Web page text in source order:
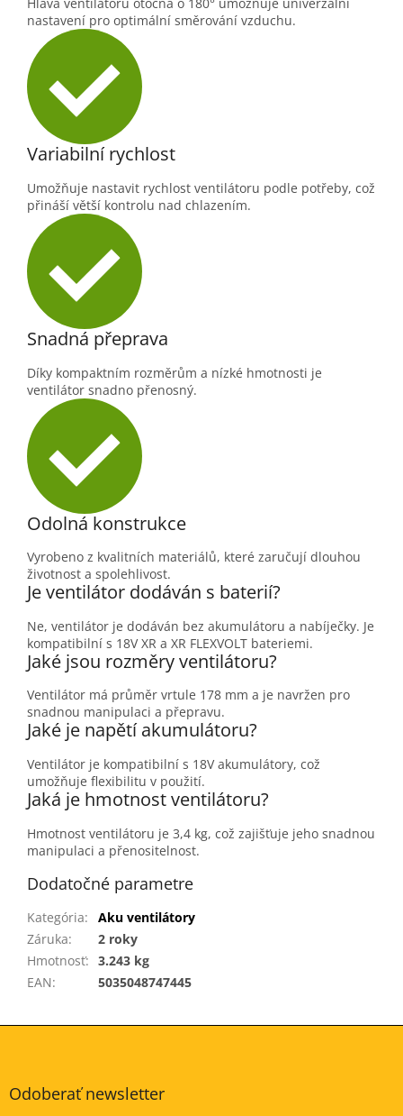
Hlava ventilátoru otočná o 180° umožňuje univerzální
nastavení pro optimální směrování vzduchu.
Variabilní rychlost
Umožňuje nastavit rychlost ventilátoru podle potřeby, což
přináší větší kontrolu nad chlazením.
Snadná přeprava
Díky kompaktním rozměrům a nízké hmotnosti je
ventilátor snadno přenosný.
Odolná konstrukce
Vyrobeno z kvalitních materiálů, které zaručují dlouhou
životnost a spolehlivost.
Je ventilátor dodáván s baterií?
Ne, ventilátor je dodáván bez akumulátoru a nabíječky. Je
kompatibilní s 18V XR a XR FLEXVOLT bateriemi.
Jaké jsou rozměry ventilátoru?
Ventilátor má průměr vrtule 178 mm a je navržen pro
snadnou manipulaci a přepravu.
Jaké je napětí akumulátoru?
Ventilátor je kompatibilní s 18V akumulátory, což
umožňuje flexibilitu v použití.
Jaká je hmotnost ventilátoru?
Hmotnost ventilátoru je 3,4 kg, což zajišťuje jeho snadnou
manipulaci a přenositelnost.
Dodatočné parametre
Kategória:
Aku ventilátory
Záruka:
2 roky
Hmotnosť: 3.243 kg
EAN: 5035048747445
Z
Odoberať newsletter